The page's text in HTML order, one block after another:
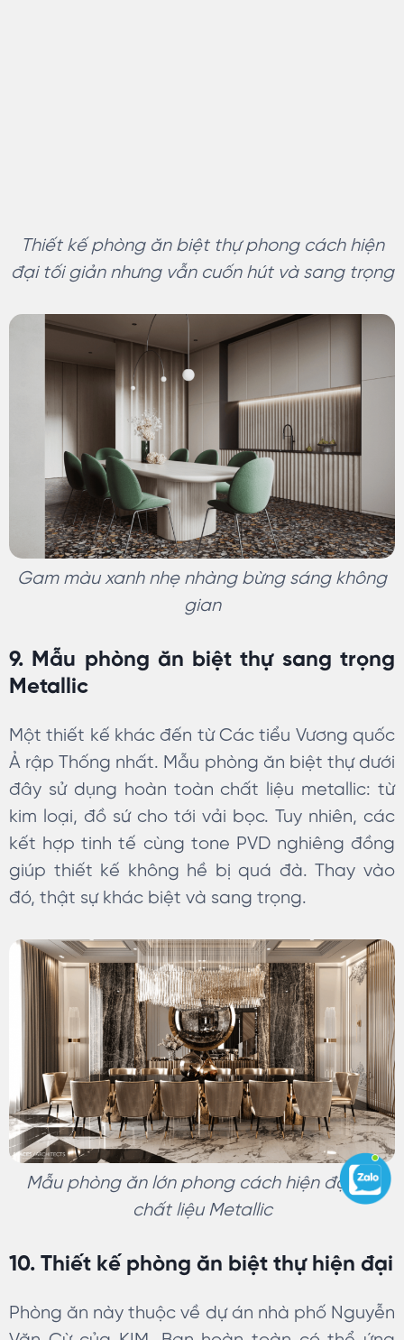
Thiết kế phòng ăn biệt thự phong cách hiện
đại tối giản nhưng vẫn cuốn hút và sang trọng
Gam màu xanh nhẹ nhàng bừng sáng không
gian
9. Mẫu phòng ăn biệt thự sang trọng
Metallic
Một thiết kế khác đến từ Các tiểu Vương quốc
Ả rập Thống nhất. Mẫu phòng ăn biệt thự dưới
đây sử dụng hoàn toàn chất liệu metallic: từ
kim loại, đồ sứ cho tới vải bọc. Tuy nhiên, các
kết hợp tinh tế cùng tone PVD nghiêng đồng
giúp thiết kế không hề bị quá đà. Thay vào
đó, thật sự khác biệt và sang trọng.
Mẫu phòng ăn lớn phong cách hiện đại với
chất liệu Metallic
10. Thiết kế phòng ăn biệt thự hiện đại
Phòng ăn này thuộc về dự án nhà phố Nguyễn